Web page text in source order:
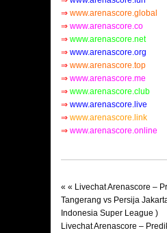
⇒ www.arenascore.global
⇒ www.arenascore.co
⇒ www.arenascore.net
⇒ www.arenascore.org
⇒ www.arenascore.top
⇒ www.arenascore.me
⇒ www.arenascore.club
⇒ www.arenascore.live
⇒ www.arenascore.link
⇒ www.arenascore.online
« « Livechat Arenascore –
Tangerang vs Persija
Indonesia Super League )
Livechat Arenascore –